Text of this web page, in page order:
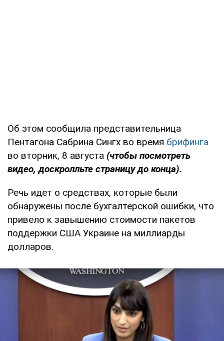
Об этом сообщила представительница
Пентагона Сабрина Сингх во время брифинга
во вторник, 8 августа (чтобы посмотреть
видео, доскролльте страницу до конца).
Речь идет о средствах, которые были
обнаружены после бухгалтерской ошибки, что
привело к завышению стоимости пакетов
поддержки США Украине на миллиарды
долларов.